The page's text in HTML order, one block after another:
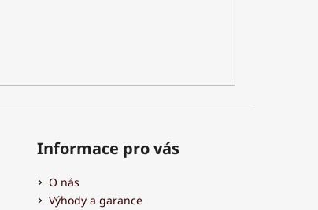
Informace pro vás
O nás
Výhody a garance